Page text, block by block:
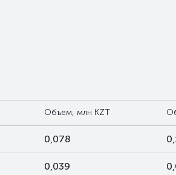
Объем, млн KZT
0,078
0,039